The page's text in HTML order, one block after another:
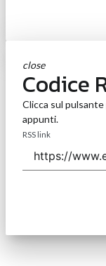
close
Codice
Clicca sul pulsante
appunti.
RSS link